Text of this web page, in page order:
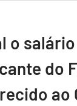
o
do
ao